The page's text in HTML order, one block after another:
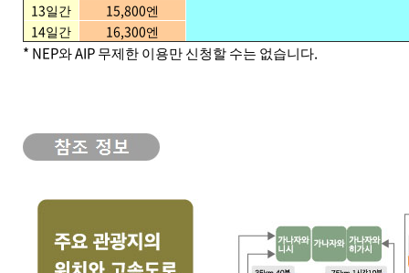
13일간
15,800엔
14일간
16,300엔
* NEP와 AIP 무제한 이용만 신청할 수는 없습니다.